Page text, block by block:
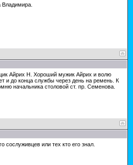
Владимира.
Айрих Н. Хороший мужик Айрих и волю
и до конца службы через день на ремень. К
начальника столовой ст. пр. Семенова.
или тех кто его знал.